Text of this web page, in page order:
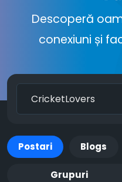
Descoperă
conexiuni și
Postari Blogs
Grupuri